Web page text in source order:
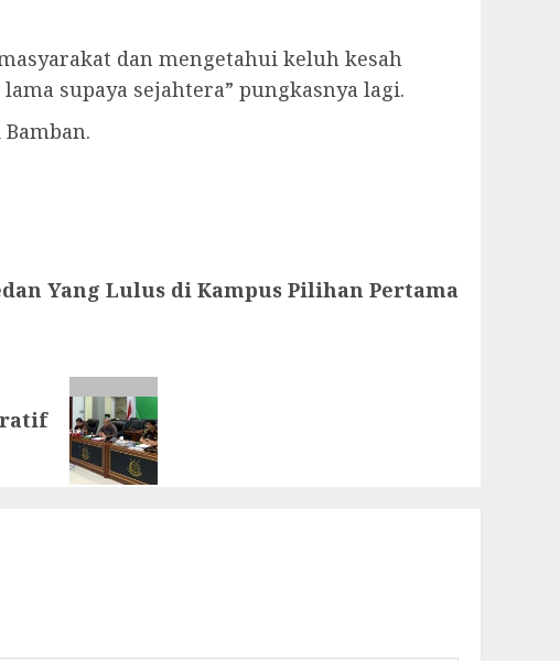
dan mengetahui keluh kesah
supaya sejahtera” pungkasnya lagi.
Yang Lulus di Kampus Pilihan Pertama